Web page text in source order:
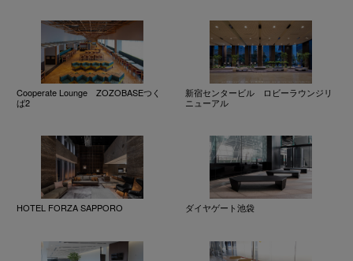
Cooperate Lounge ZOZOBASEつく
ば2
新宿センタービル ロビーラウンジリ
ニューアル
HOTEL FORZA SAPPORO ダイヤゲート池袋